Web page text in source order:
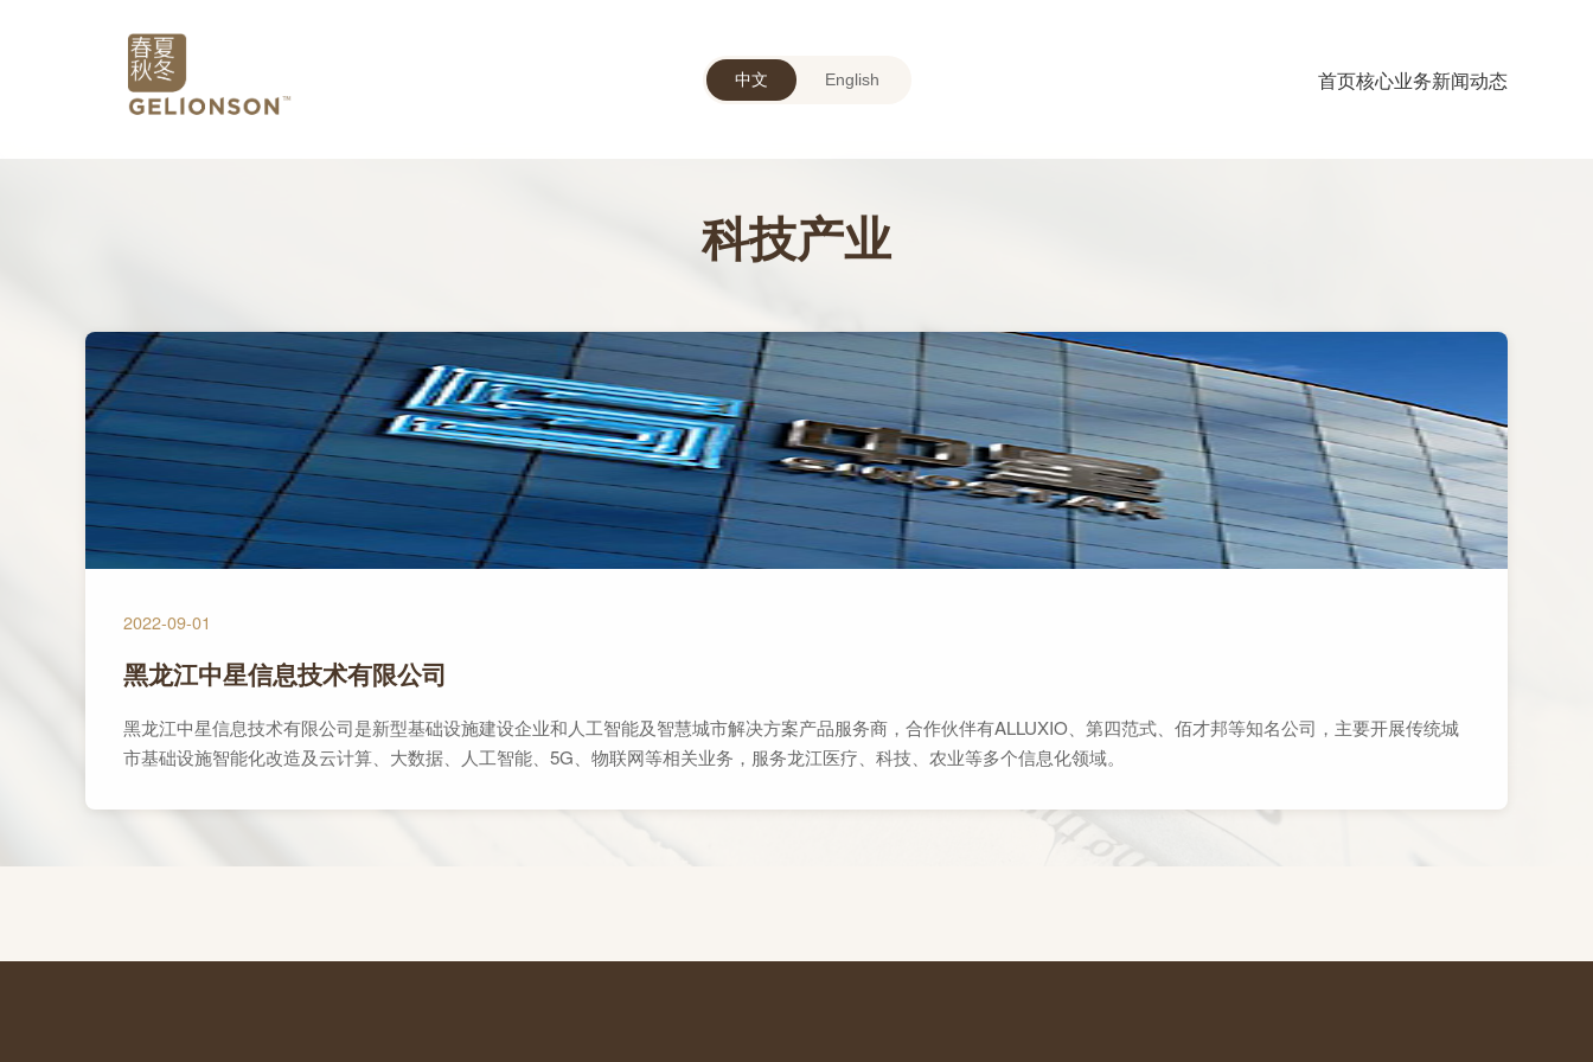
中文 English 首页核心业务新闻动态
科技产业
2022-09-01
黑龙江中星信息技术有限公司
黑龙江中星信息技术有限公司是新型基础设施建设企业和人工智能及智慧城市解决方案产品服务商，合作伙伴有ALLUXIO、第四范式、佰才邦等知名公司，主要开展传统城
市基础设施智能化改造及云计算、大数据、人工智能、5G、物联网等相关业务，服务龙江医疗、科技、农业等多个信息化领域。